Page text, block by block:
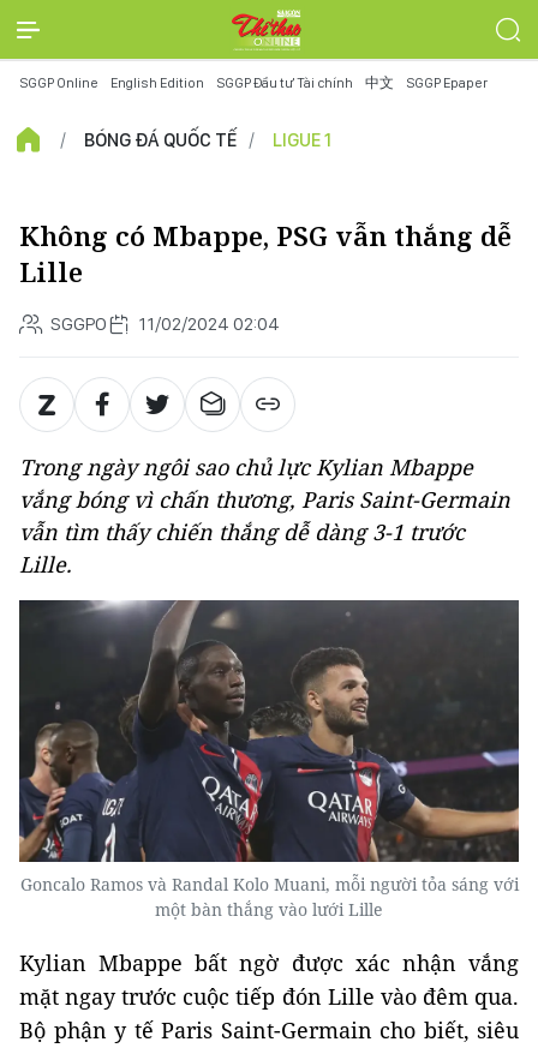
SGGP Online English Edition SGGP Đầu tư Tài chính 中文 SGGP Epaper
BÓNG ĐÁ QUỐC TẾ LIGUE 1
Không có Mbappe, PSG vẫn thắng dễ
Lille
SGGPO 11/02/2024 02:04
Trong ngày ngôi sao chủ lực Kylian Mbappe
vắng bóng vì chấn thương, Paris Saint-Germain
vẫn tìm thấy chiến thắng dễ dàng 3-1 trước
Lille.
Goncalo Ramos và Randal Kolo Muani, mỗi người tỏa sáng với
một bàn thắng vào lưới Lille
Kylian Mbappe bất ngờ được xác nhận vắng
mặt ngay trước cuộc tiếp đón Lille vào đêm qua.
Bộ phận y tế Paris Saint-Germain cho biết, siêu